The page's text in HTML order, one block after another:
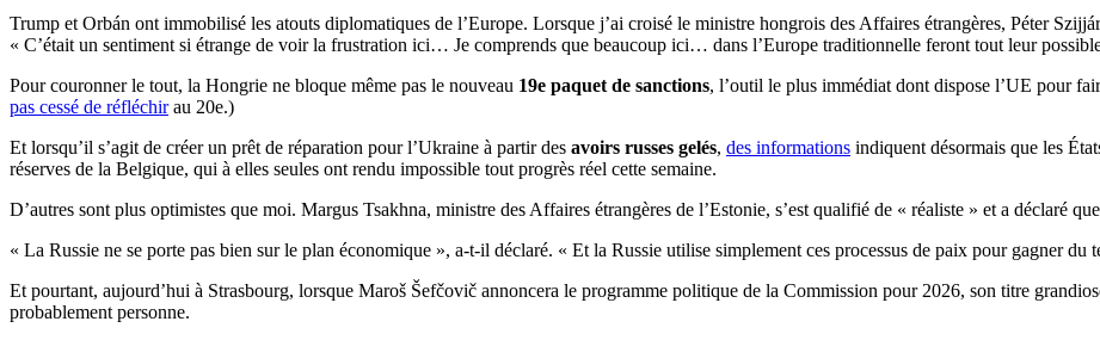
Trump et Orbán ont immobilisé les atouts diplomatiques de l’Europe. Lorsque j’ai croisé le ministre hongrois des Affaires étrangères, Péter
« C’était un sentiment si étrange de voir la frustration ici… Je comprends que beaucoup ici… dans l’Europe traditionnelle feront tout leur
Pour couronner le tout, la Hongrie ne bloque même pas le nouveau 19e paquet de sanctions, l’outil le plus immédiat dont dispose l’UE pour
pas cessé de réfléchirau 20e.)
Et lorsqu’il s’agit de créer un prêt de réparation pour l’Ukraine à partir des avoirs russes gelés, des informations indiquent désormais que les
réserves de la Belgique, qui à elles seules ont rendu impossible tout progrès réel cette semaine.
D’autres sont plus optimistes que moi. Margus Tsakhna, ministre des Affaires étrangères de l’Estonie, s’est qualifié de « réaliste » et a déclaré
« La Russie ne se porte pas bien sur le plan économique », a-t-il déclaré. « Et la Russie utilise simplement ces processus de paix pour gagner du
Et pourtant, aujourd’hui à Strasbourg, lorsque Maroš Šefčovič annoncera le programme politique de la Commission pour 2026, son titre
probablement personne.